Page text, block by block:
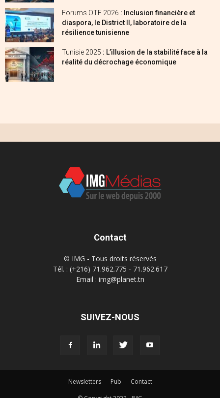
Forums OTE 2026 : Inclusion financière et
diaspora, le District II, laboratoire de la
résilience tunisienne
Tunisie 2025 : L’illusion de la stabilité face à la
réalité du décrochage économique
Contact
© IMG - Tous droits réservés
Tél. : (+216) 71.962.775 - 71.962.617
Email : img@planet.tn
SUIVEZ-NOUS
Newsletters Pub
Contact